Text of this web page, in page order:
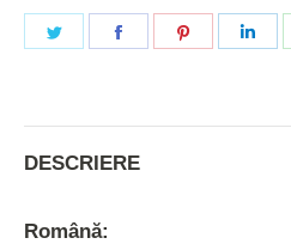
Share
Share
Share
DESCRIERE
Română: